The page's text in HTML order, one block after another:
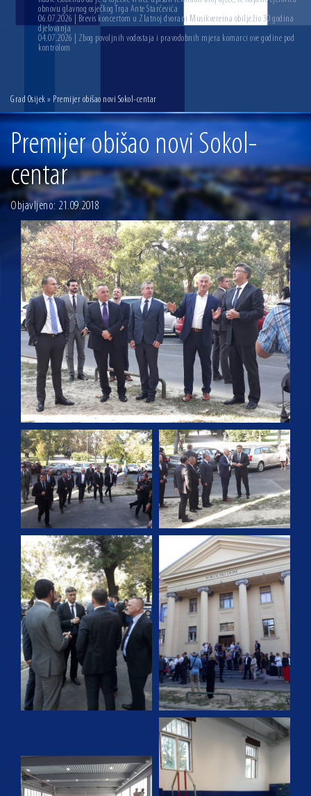
obnovu glavnog osječkog Trga Ante Starčevića
06.07.2026 | Brevis koncertom u Zlatnoj dvorani Musikvereina obilježio 30 godina
djelovanja
04.07.2026 | Zbog povoljnih vodostaja i pravodobnih mjera komarci ove godine pod
kontrolom
Grad Osijek » Premijer obišao novi Sokol-centar
Premijer obišao novi Sokol-
centar
Objavljeno: 21.09.2018